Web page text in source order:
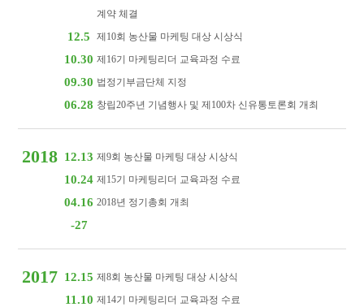
계약 체결
12.5 제10회 농산물 마케팅 대상 시상식
10.30 제16기 마케팅리더 교육과정 수료
09.30 법정기부금단체 지정
06.28 창립20주년 기념행사 및 제100차 신유통토론회 개최
2018 12.13 제9회 농산물 마케팅 대상 시상식
10.24 제15기 마케팅리더 교육과정 수료
04.16
-27
2018년 정기총회 개최
2017 12.15 제8회 농산물 마케팅 대상 시상식
11.10 제14기 마케팅리더 교육과정 수료